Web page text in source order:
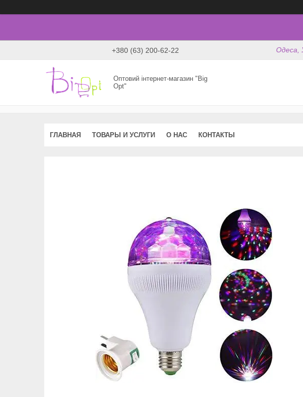
+380 (63) 200-62-22 Одеса,
Оптовий інтернет-магазин "Big
Opt"
ГЛАВНАЯ ТОВАРЫ И УСЛУГИ О НАС КОНТАКТЫ